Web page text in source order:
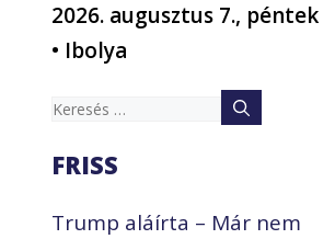
2026. augusztus 7., péntek
• Ibolya
Keresés:
FRISS
Trump aláírta – Már nem